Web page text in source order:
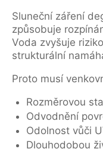
Sluneční záření
způsobuje
Voda zvyšuje
strukturální
Proto musí
Rozměrovou
Odvodnění
Odolnost vůči
Dlouhodobou